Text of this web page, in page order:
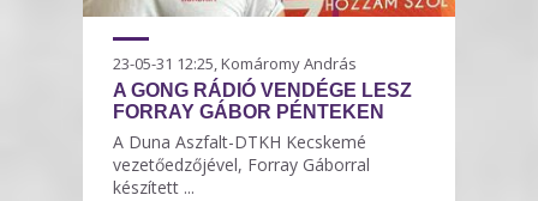
23-05-31 12:25, Komáromy András
A GONG RÁDIÓ VENDÉGE LESZ
FORRAY GÁBOR PÉNTEKEN
A Duna Aszfalt-DTKH Kecskemé
vezetőedzőjével, Forray Gáborral
készített ...